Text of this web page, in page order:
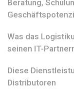
Beratung,
Was das
seinen IT-
Diese
Distributoren